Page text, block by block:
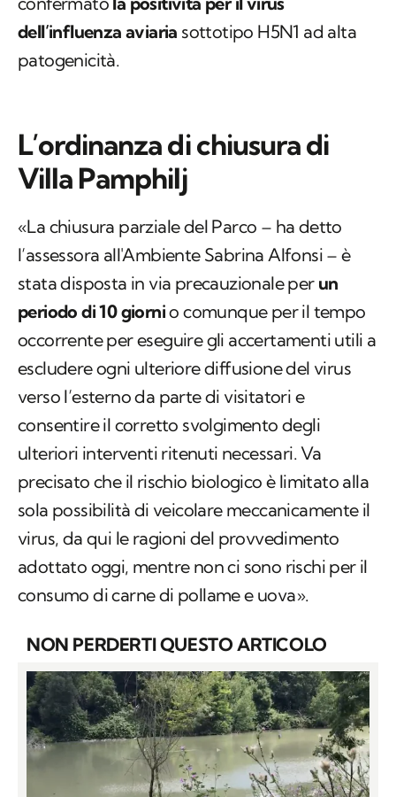
L’ordinanza di chiusura di
«La chiusura parziale del Parco – ha detto
l’assessora all'Ambiente Sabrina Alfonsi – è
periodo di 10 giornio comunque per il tempo
occorrente per eseguire gli accertamenti utili a
escludere ogni ulteriore diffusione del virus
verso l’esterno da parte di visitatori e
consentire il corretto svolgimento degli
ulteriori interventi ritenuti necessari. Va
precisato che il rischio biologico è limitato alla
sola possibilità di veicolare meccanicamente il
virus, da qui le ragioni del provvedimento
adottato oggi, mentre non ci sono rischi per il
consumo di carne di pollame e uova».
NON PERDERTI QUESTO ARTICOLO